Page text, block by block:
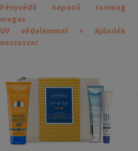
Fényvédő napozó csomag
magas
UV védelemmel + Ajándék
neszeszer